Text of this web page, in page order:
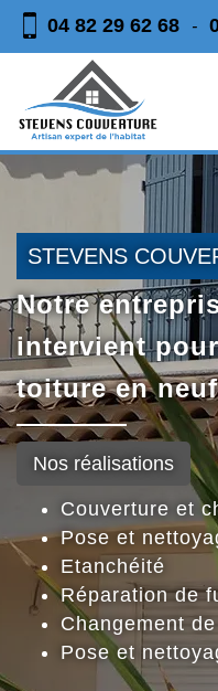
04 82 29 62 68 -
STEVENS
Notre
intervient
toiture en
Nos réalisations
Couverture et
Pose et
Etanchéité
Réparation de
Changement
Pose et